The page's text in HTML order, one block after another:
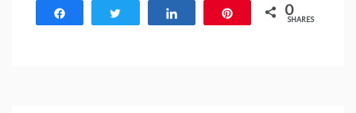
0
SHARES